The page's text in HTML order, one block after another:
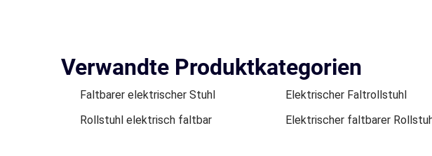
Verwandte Produktkategorien
Faltbarer elektrischer Stuhl Elektrischer Faltrollstuhl
Rollstuhl elektrisch faltbar
Elektrischer faltbarer